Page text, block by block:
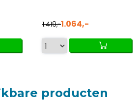
1.419,-1.064,-
producten